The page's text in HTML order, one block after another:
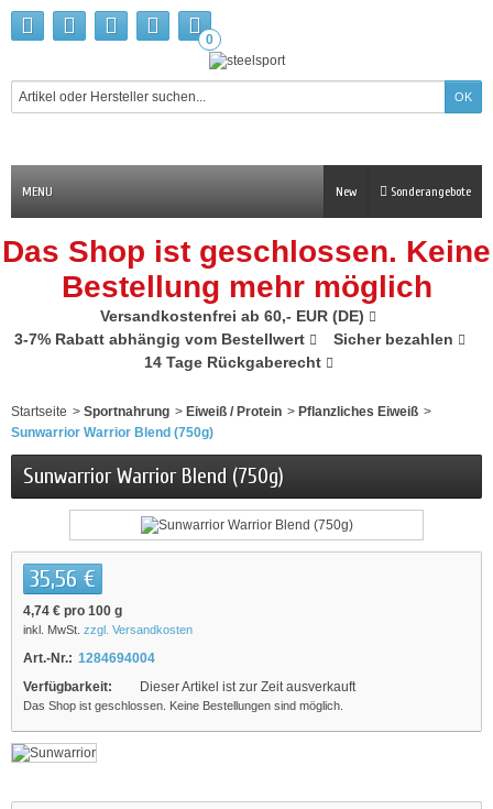
0
MENU Sonderangebote
New
Das Shop ist geschlossen. Keine
Bestellung mehr möglich
Versandkostenfrei ab 60,- EUR (DE)
3-7% Rabatt abhängig vom Bestellwert
Sicher bezahlen
14 Tage Rückgaberecht
Startseite > Sportnahrung > Eiweiß / Protein > Pflanzliches Eiweiß >
Sunwarrior Warrior Blend (750g)
Sunwarrior Warrior Blend (750g)
35,56 €
4,74 € pro 100 g
inkl. MwSt. zzgl. Versandkosten
Art.-Nr.: 1284694004
Verfügbarkeit:
Dieser Artikel ist zur Zeit ausverkauft
Das Shop ist geschlossen. Keine Bestellungen sind möglich.